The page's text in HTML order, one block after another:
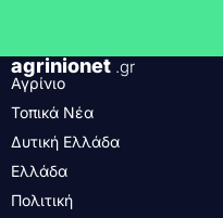
agrinionet .gr
Αγρίνιο
Τοπικά Νέα
Δυτική Ελλάδα
Ελλάδα
Πολιτική